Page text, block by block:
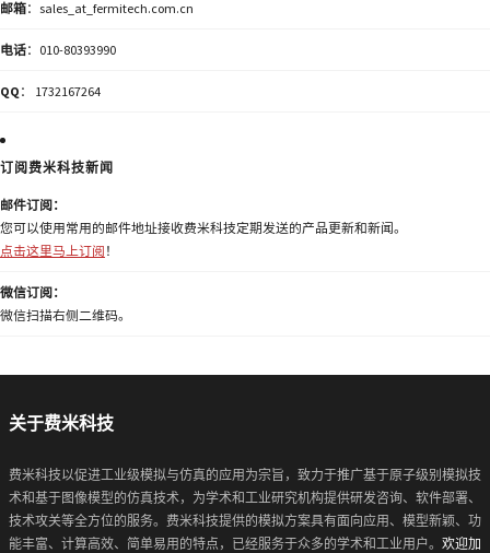
邮箱：sales_at_fermitech.com.cn
电话：010-80393990
QQ ： 1732167264
订阅费米科技新闻
邮件订阅：
您可以使用常用的邮件地址接收费米科技定期发送的产品更新和新闻。
点击这里马上订阅 ！
微信订阅：
微信扫描右侧二维码。
关于费米科技
费米科技以促进工业级模拟与仿真的应用为宗旨，致力于推广基于原子级别模拟技
术和基于图像模型的仿真技术，为学术和工业研究机构提供研发咨询、软件部署、
技术攻关等全方位的服务。费米科技提供的模拟方案具有面向应用、模型新颖、功
能丰富、计算高效、简单易用的特点，已经服务于众多的学术和工业用户。 欢迎加